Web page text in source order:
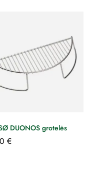
DUONOS grotelės
€